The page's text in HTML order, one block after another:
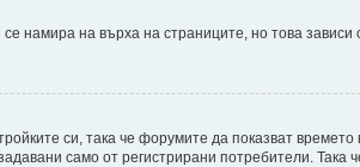
намира на върха на страниците, но това
си, така че форумите да показват времето
само от регистрирани потребители. Така